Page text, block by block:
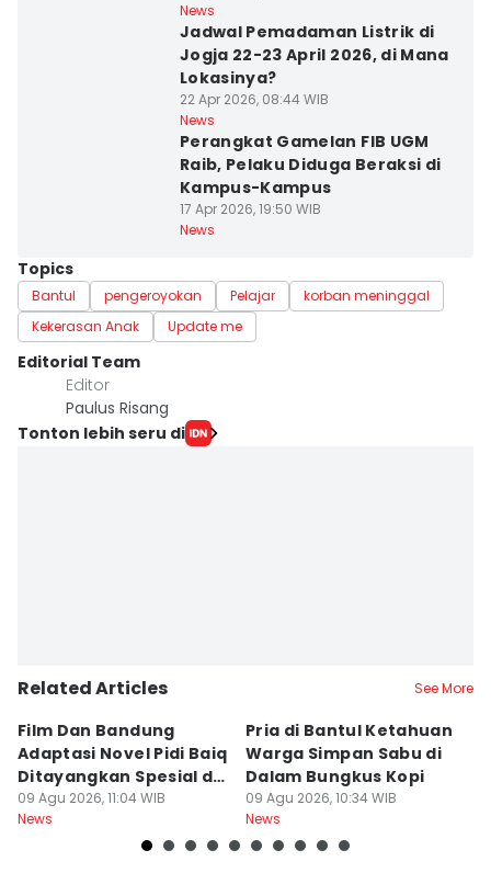
News
Jadwal Pemadaman Listrik di
Jogja 22-23 April 2026, di Mana
Lokasinya?
22 Apr 2026, 08:44 WIB
News
Perangkat Gamelan FIB UGM
Raib, Pelaku Diduga Beraksi di
Kampus-Kampus
17 Apr 2026, 19:50 WIB
News
Topics
Bantul pengeroyokan Pelajar
korban meninggal
Kekerasan Anak
Update me
Editorial Team
Editor
Paulus Risang
Tonton lebih seru di
Related Articles See More
Film Dan Bandung
Adaptasi Novel Pidi Baiq
Ditayangkan Spesial di
Jogja
09 Agu 2026, 11:04 WIB
News
Pria di Bantul Ketahuan
Warga Simpan Sabu di
Dalam Bungkus Kopi
09 Agu 2026, 10:34 WIB
News